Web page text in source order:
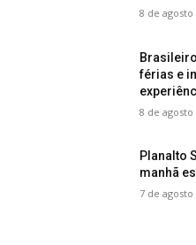
8 de agosto
férias e
8 de agosto
Planalto
manhã
7 de agosto